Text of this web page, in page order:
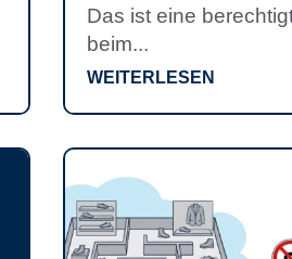
Das ist eine
beim...
WEITERLESEN